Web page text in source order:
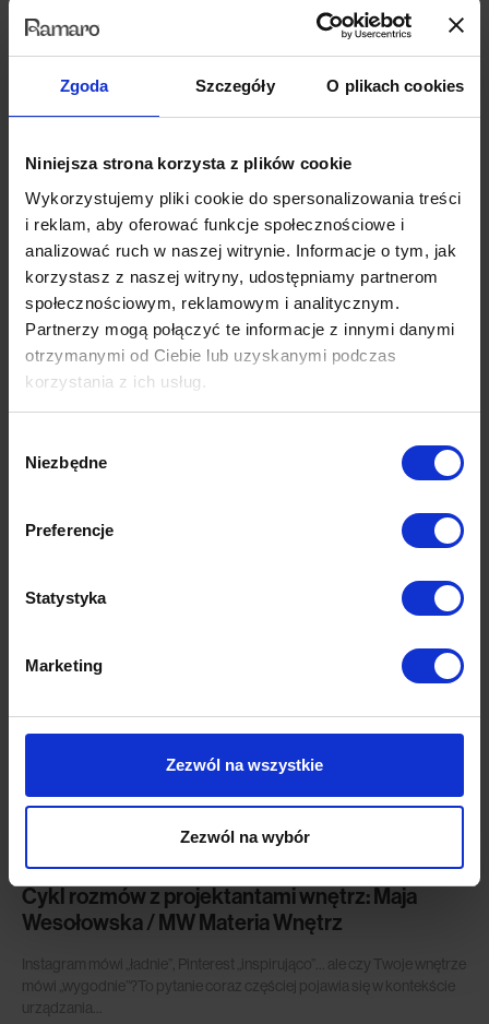
Zgoda Szczegóły O plikach cookies
Niniejsza strona korzysta z plików cookie
Wykorzystujemy pliki cookie do spersonalizowania treści
i reklam, aby oferować funkcje społecznościowe i
analizować ruch w naszej witrynie. Informacje o tym, jak
korzystasz z naszej witryny, udostępniamy partnerom
społecznościowym, reklamowym i analitycznym.
Partnerzy mogą połączyć te informacje z innymi danymi
otrzymanymi od Ciebie lub uzyskanymi podczas
korzystania z ich usług.
zgody
Niezbędne
Preferencje
Statystyka
Marketing
Zezwól na wszystkie
Zezwól na wybór
Zarówno lampy ścienne, jak i podłogowe, mogą być bardzo stylowe i
eleganckie – a tym samym dodawać pomieszczeniu uroku o
mogą być regulowane, co pozwala na dopasowanie natężenia światła
Ostatecznie, wybór między nimi zależy od Twoich indywidualnych
potrzeb i wymagań funkcjonalnych pomieszczenia. Dlatego zawsze
warto skonsultować się ze specjalistą do spraw oświetlenia i wystroju
wnętrz, który pomoże Ci dokonać właściwego wyboru – dokładnie
takiego, jakiego potrzebujesz.
oświetlenia do Twojego wnętrza – nie wahaj się z nami skontaktować.
która zarówno Tobie, jak i Twoim gościom, zawróci w głowie od
pierwszego wejrzenia.
Cykl rozmów z projektantami wnętrz: Maja
Wesołowska / MW Materia Wnętrz
Instagram mówi „ładnie”, Pinterest „inspirująco”… ale czy Twoje wnętrze
mówi „wygodnie”?To pytanie coraz częściej pojawia się w kontekście
urządzania...